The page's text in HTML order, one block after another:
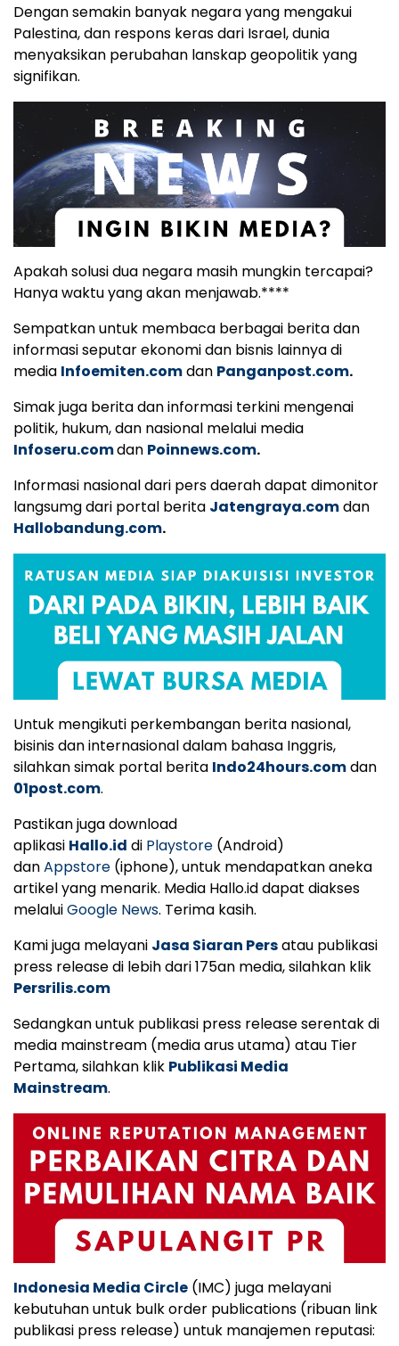
Dengan semakin banyak negara yang mengakui
Palestina, dan respons keras dari Israel, dunia
menyaksikan perubahan lanskap geopolitik yang
signifikan.
Apakah solusi dua negara masih mungkin tercapai?
Hanya waktu yang akan menjawab.****
Sempatkan untuk membaca berbagai berita dan
informasi seputar ekonomi dan bisnis lainnya di
media Infoemiten.comdan Panganpost.com.
Simak juga berita dan informasi terkini mengenai
politik, hukum, dan nasional melalui media
Infoseru.comdan Poinnews.com.
Informasi nasional dari pers daerah dapat dimonitor
langsumg dari portal berita Jatengraya.comdan
Hallobandung.com.
Untuk mengikuti perkembangan berita nasional,
bisinis dan internasional dalam bahasa Inggris,
silahkan simak portal berita Indo24hours.comdan
01post.com.
Pastikan juga download
aplikasi Hallo.id di Playstore (Android)
danAppstore (iphone), untuk mendapatkan aneka
artikel yang menarik. Media Hallo.id dapat diakses
melaluiGoogle News. Terima kasih.
Kami juga melayani Jasa Siaran Persatau publikasi
press release di lebih dari 175an media, silahkan klik
Persrilis.com
Sedangkan untuk publikasi press release serentak di
media mainstream (media arus utama) atau Tier
Pertama, silahkan klik Publikasi Media
Mainstream.
Indonesia Media Circle (IMC) juga melayani
kebutuhan untuk bulk order publications (ribuan link
publikasi press release) untuk manajemen reputasi: